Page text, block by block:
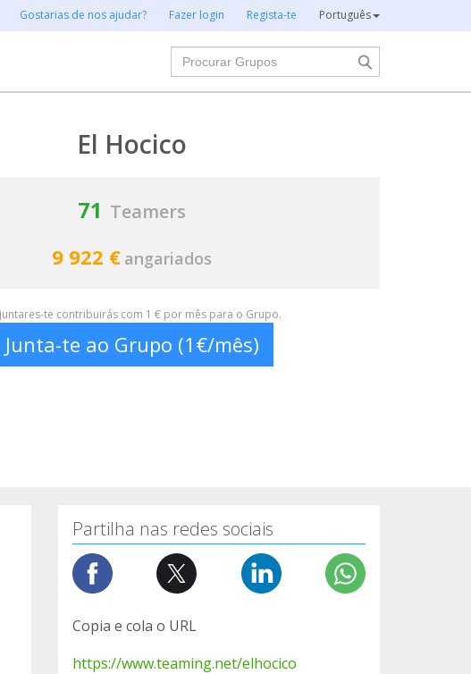
Gostarias de nos ajudar? Fazer login Regista-te Português
Procurar
El Hocico
71 Teamers
9 922 € angariados
te contribuirás com 1 € por mês para o Grupo.
Junta-te ao Grupo (1€/mês)
Partilha nas redes sociais
Copia e cola o URL
https://www.teaming.net/elhocico